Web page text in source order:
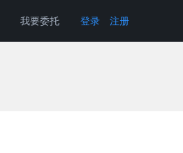
登录 注册
我要委托